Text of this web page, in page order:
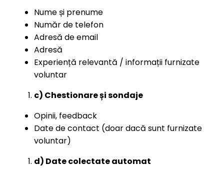
Nume și prenume
Număr de telefon
Adresă de email
Adresă
Experiență relevantă / informații furnizate
voluntar
c) Chestionare și sondaje
Opinii, feedback
Date de contact (doar dacă sunt furnizate
voluntar)
d) Date colectate automat